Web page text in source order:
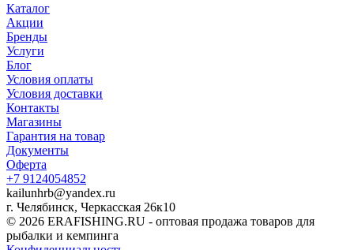
Каталог
Акции
Бренды
Услуги
Блог
Условия оплаты
Условия доставки
Контакты
Магазины
Гарантия на товар
Документы
Оферта
+7 9124054852
kailunhrb@yandex.ru
г. Челябинск, Черкасская 26к10
© 2026 ERAFISHING.RU - оптовая продажа товаров для
рыбалки и кемпинга